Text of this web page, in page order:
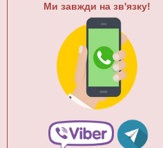
Ми завжди на зв'язку!